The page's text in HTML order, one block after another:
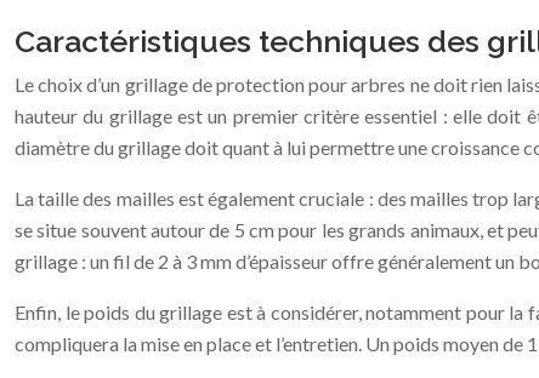
Caractéristiques techniques des
Le choix d’un grillage de protection pour arbres ne doit rien
hauteur du grillage est un premier critère essentiel : elle doit
diamètre du grillage doit quant à lui permettre une croissance
La taille des mailles est également cruciale : des mailles trop
se situe souvent autour de 5 cm pour les grands animaux, et
grillage : un fil de 2 à 3 mm d’épaisseur offre généralement un
Enfin, le poids du grillage est à considérer, notamment pour
compliquera la mise en place et l’entretien. Un poids moyen